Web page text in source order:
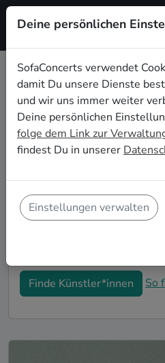
Hiphop Live-
Geburtstag in
Schon wieder ist ein
nächster runder Geburtstag
auf eine ganz besondere Art
kleine Gartenparty oder
Nachbarschaft: Auf
Hiphop Live-Acts, die
Geburtstagsfeier in
Finde Künstler*innen So
Deine persönlichen
SofaConcerts verwendet
damit Du unsere Dienste
und wir uns immer weiter
Deine persönlichen
folge dem Link zur
findest Du in unserer
Einstellungen verwalten